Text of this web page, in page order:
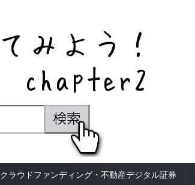
クラウドファンディング・不動産デジタル証券